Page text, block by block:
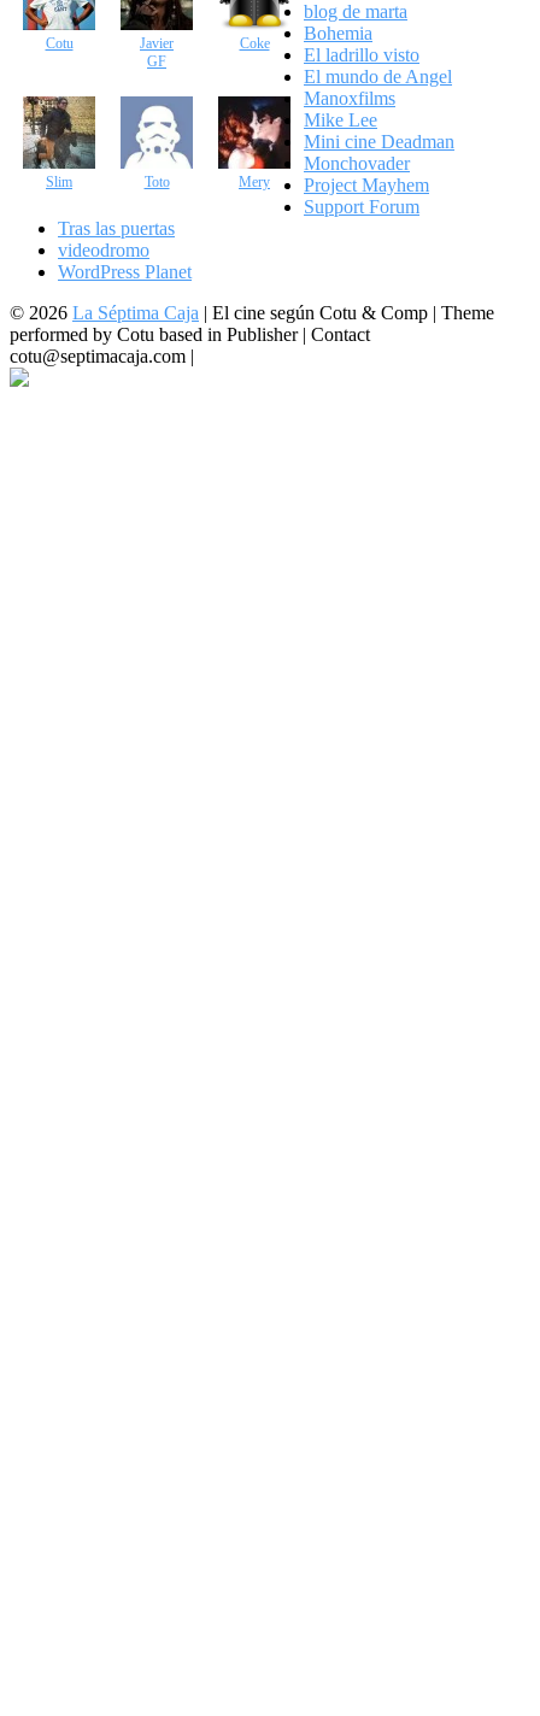
Cotu
Javier
GF
Coke
Slim Toto Mery
blog de marta
Bohemia
El ladrillo visto
El mundo de Angel
Manoxfilms
Mike Lee
Mini cine Deadman
Monchovader
Project Mayhem
Support Forum
Tras las puertas
videodromo
WordPress Planet
© 2026 La Séptima Caja | El cine según Cotu & Comp | Theme
performed by Cotu based in Publisher | Contact
cotu@septimacaja.com |